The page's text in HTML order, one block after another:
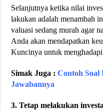
Selanjutnya ketika nilai
lakukan adalah menambah
valuasi sedang murah agar
Anda akan mendapatkan
Kuncinya untuk
Simak Juga :Contoh Soal
Jawabannya
3. Tetap melakukan